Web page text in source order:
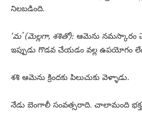
నిలబడింది.
‘మ’ (మెల్లగా, శశితో): ఆమెను నమస్కారం
ఇప్పుడు గొడవ చేయడం వల్ల ఉపయోగం
శశి ఆమెను క్రిందకు పిలుచుకు వెళ్ళాడు.
నేడు బెంగాలీ సంవత్సరాది. చాలామంది